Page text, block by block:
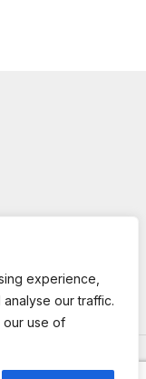
experience,
our traffic.
our use of